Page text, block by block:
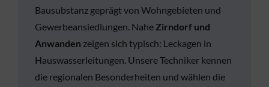
Bausubstanz geprägt von Wohngebieten und
Gewerbeansiedlungen. Nahe Zirndorf und
Anwanden zeigen sich typisch: Leckagen in
Hauswasserleitungen. Unsere Techniker kennen
die regionalen Besonderheiten und wählen die